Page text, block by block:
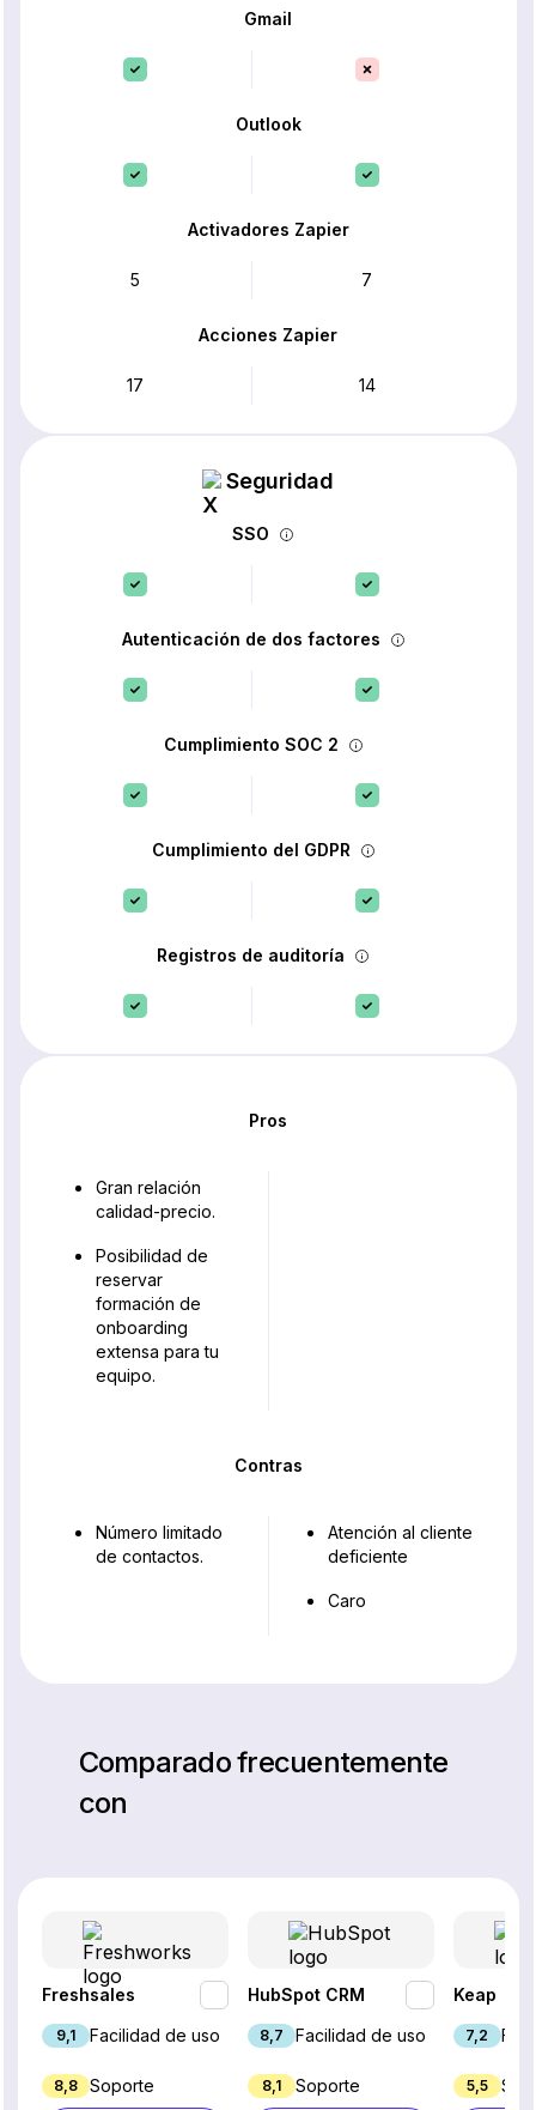
Gmail
Outlook
Activadores Zapier
5 7
Acciones Zapier
17 14
Seguridad
SSO
Autenticación de dos factores
Cumplimiento SOC 2
Cumplimiento del GDPR
Registros de auditoría
Pros
Gran relación
calidad-precio.
Posibilidad de
reservar
formación de
onboarding
extensa para tu
equipo.
Contras
Número limitado
de contactos.
Atención al cliente
deficiente
Caro
Comparado frecuentemente
con
Freshsales
9,1 Facilidad de uso
8,8 Soporte
HubSpot CRM
8,7 Facilidad de uso
8,1 Soporte
Keap
7,2
5,5